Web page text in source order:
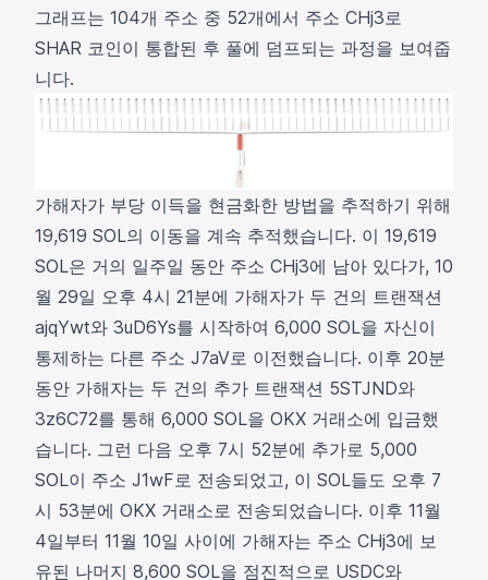
그래프는 104개 주소 중 52개에서 주소 CHj3로
SHAR 코인이 통합된 후 풀에 덤프되는 과정을 보여줍
니다.
가해자가 부당 이득을 현금화한 방법을 추적하기 위해
19,619 SOL의 이동을 계속 추적했습니다. 이 19,619
SOL은 거의 일주일 동안 주소 CHj3에 남아 있다가, 10
월 29일 오후 4시 21분에 가해자가 두 건의 트랜잭션
ajqYwt와 3uD6Ys를 시작하여 6,000 SOL을 자신이
통제하는 다른 주소 J7aV로 이전했습니다. 이후 20분
동안 가해자는 두 건의 추가 트랜잭션 5STJND와
3z6C72를 통해 6,000 SOL을 OKX 거래소에 입금했
습니다. 그런 다음 오후 7시 52분에 추가로 5,000
SOL이 주소 J1wF 로 전송되었고, 이 SOL들도 오후 7
시 53분에 OKX 거래소로 전송되었습니다. 이후 11월
4일부터 11월 10일 사이에 가해자는 주소 CHj3에 보
유된 나머지 8,600 SOL을 점진적으로 USDC와